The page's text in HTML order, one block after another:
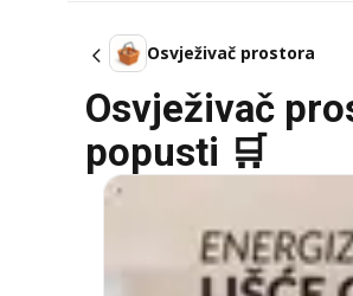
Osvježivač prostora
Osvježivač
popusti 🛒